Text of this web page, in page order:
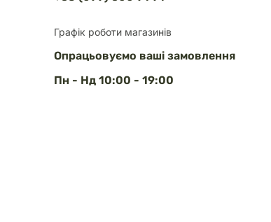
Графік роботи магазинів
Опрацьовуємо ваші замовлення
Пн - Нд 10:00 - 19:00